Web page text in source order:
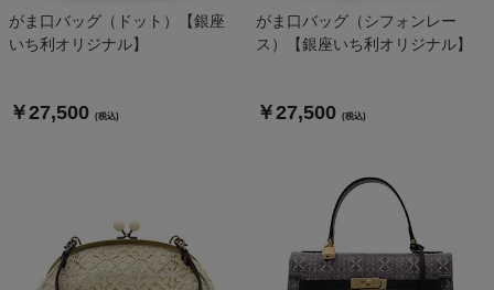
がま口バッグ（ドット）【銀座
いち利オリジナル】
￥27,500 (税込)
がま口バッグ（シフォンレー
ス）【銀座いち利オリジナル】
￥27,500 (税込)